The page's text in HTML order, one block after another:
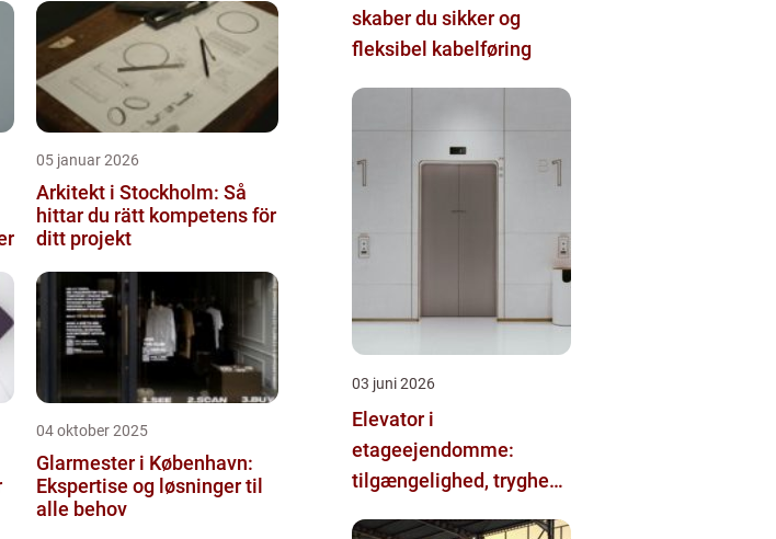
05 januar 2026
Arkitekt i Stockholm: Så
hittar du rätt kompetens för
ditt projekt
04 oktober 2025
Glarmester i København:
Ekspertise og løsninger til
alle behov
skaber du sikker og
fleksibel kabelføring
03 juni 2026
Elevator i
etageejendomme:
tilgængelighed, tryghed